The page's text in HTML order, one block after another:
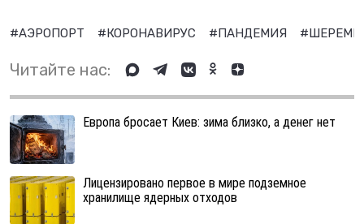
#АЭРОПОРТ #КОРОНАВИРУС #ПАНДЕМИЯ
Читайте нас:
Европа бросает Киев: зима близко, а денег нет
Лицензировано первое в мире подземное
хранилище ядерных отходов